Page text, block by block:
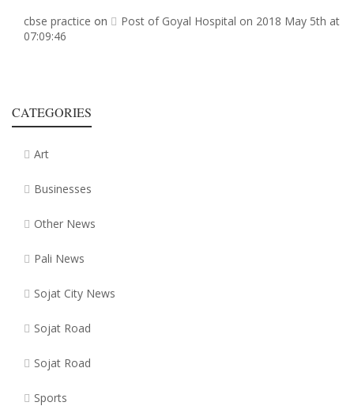
cbse practice on
Post of Goyal Hospital on 2018 May 5th at
07:09:46
CATEGORIES
Art
Businesses
Other News
Pali News
Sojat City News
Sojat Road
Sojat Road
Sports